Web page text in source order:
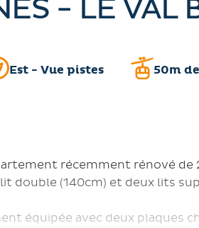
- LE VAL
Est - Vue pistes 50m
récemment rénové de
double (140cm) et deux lits
équipée avec deux plaques